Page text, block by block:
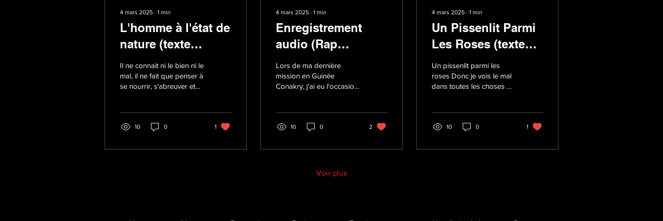
4 mars 2025 ∙ 1 min
L'homme à l'état de
nature (texte
prosaïque)
Il ne connait ni le bien ni le
mal, il ne fait que penser à
se nourrir, s'abreuver et
10 0 1
4 mars 2025 ∙ 1 min
Enregistrement
audio (Rap
Guinéen)
Lors de ma dernière
mission en Guinée
Conakry, j'ai eu l'occasion,
10 0 2
4 mars 2025 ∙ 1 min
Un Pissenlit Parmi
Les Roses (texte
poétique)
Un pissenlit parmi les
roses Donc je vois le mal
dans toutes les choses On
10 0 1
Voir plus